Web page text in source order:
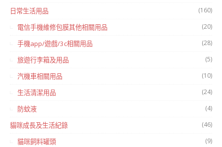
日常生活用品 (160)
電信手機維修包膜其他相關用品 (20)
手機app/遊戲/3c相關用品 (28)
旅遊行李箱及用品 (5)
汽機車相關用品 (10)
生活清潔用品 (24)
防蚊液 (4)
貓咪成長及生活紀錄 (46)
貓咪飼料罐頭 (9)